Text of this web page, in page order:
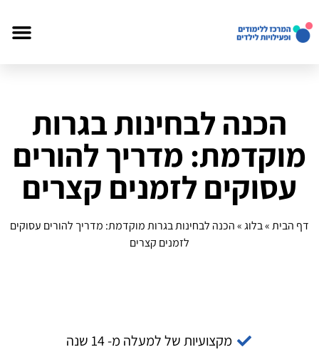
הכנה לבחינות בגרות
מוקדמת: מדריך להורים
עסוקים לזמנים קצרים
דף הבית»בלוג»הכנה לבחינות בגרות מוקדמת: מדריך להורים עסוקים
לזמנים קצרים
מקצועיות של למעלה מ- 14 שנה